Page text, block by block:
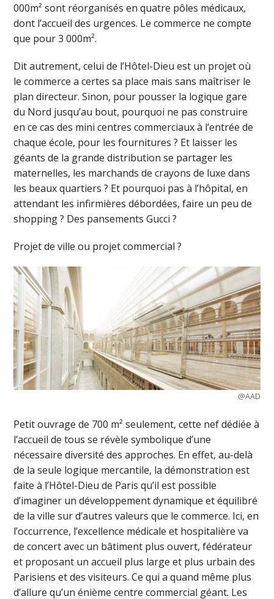
000m² sont réorganisés en quatre pôles médicaux,
dont l’accueil des urgences. Le commerce ne compte
que pour 3 000m².
Dit autrement, celui de l’Hôtel-Dieu est un projet où
le commerce a certes sa place mais sans maîtriser le
plan directeur. Sinon, pour pousser la logique gare
du Nord jusqu’au bout, pourquoi ne pas construire
en ce cas des mini centres commerciaux à l’entrée de
chaque école, pour les fournitures ? Et laisser les
géants de la grande distribution se partager les
maternelles, les marchands de crayons de luxe dans
les beaux quartiers ? Et pourquoi pas à l’hôpital, en
attendant les infirmières débordées, faire un peu de
shopping ? Des pansements Gucci ?
Projet de ville ou projet commercial ?
@AAD
Petit ouvrage de 700 m² seulement, cette nef dédiée à
l’accueil de tous se révèle symbolique d’une
nécessaire diversité des approches. En effet, au-delà
de la seule logique mercantile, la démonstration est
faite à l’Hôtel-Dieu de Paris qu’il est possible
d’imaginer un développement dynamique et équilibré
de la ville sur d’autres valeurs que le commerce. Ici, en
l’occurrence, l’excellence médicale et hospitalière va
de concert avec un bâtiment plus ouvert, fédérateur
et proposant un accueil plus large et plus urbain des
Parisiens et des visiteurs. Ce qui a quand même plus
d’allure qu’un énième centre commercial géant. Les